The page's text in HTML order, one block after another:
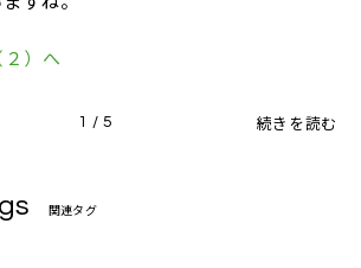
）へ
1 / 5 続きを読む
関連タグ